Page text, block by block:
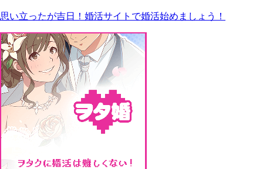
思い立ったが吉日！婚活サイトで婚活始めましょう！